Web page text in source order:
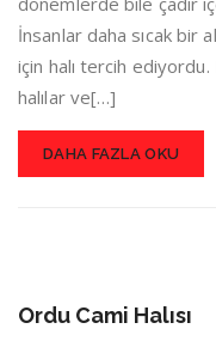
İnsanlar daha sıcak bir
için halı tercih
halılar ve[…]
DAHA FAZLA OKU
Ordu Cami Halısı